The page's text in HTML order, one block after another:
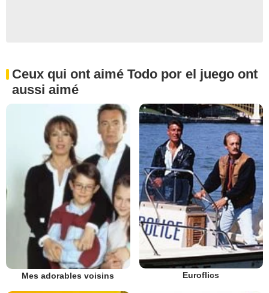
Ceux qui ont aimé Todo por el juego ont
aussi aimé
Mes adorables voisins Euroflics